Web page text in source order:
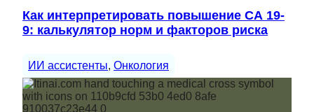
Как интерпретировать повышение СА 19-
9: калькулятор норм и факторов риска
ИИ ассистенты, Онкология